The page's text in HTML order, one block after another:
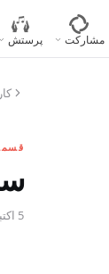
مشارکت پرستش
5 اکتبر 2017